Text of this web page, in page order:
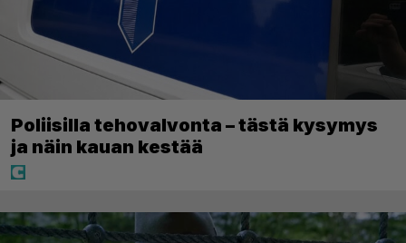
Poliisilla tehovalvonta – tästä kysymys
ja näin kauan kestää